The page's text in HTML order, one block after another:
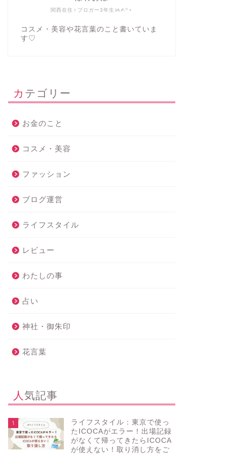
関西在住♀ブロガー3年生ᝰ✍︎꙳⋆
コスメ・美容や花言葉のこと書いていま
す♡
カテゴリー
お金のこと
コスメ・美容
ファッション
ブログ運営
ライフスタイル
レビュー
わたしの事
占い
神社・御朱印
花言葉
人気記事
1
ライフスタイル：東京で使っ
たICOCAがエラー！出場記録
がなくて帰ってきたらICOCA
が使えない！取り消し方をご